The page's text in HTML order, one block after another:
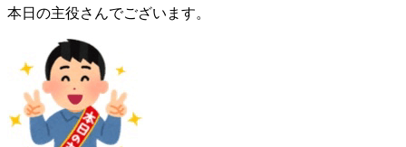
本日の主役さんでございます。